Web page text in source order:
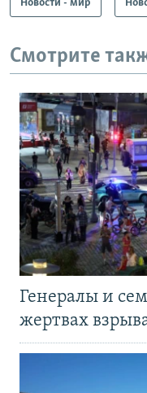
Новости - мир
Смотрите
Генералы и
жертвах